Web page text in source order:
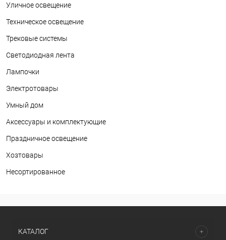
Уличное освещение
Техническое освещение
Трековые системы
Светодиодная лента
Лампочки
Электротовары
Умный дом
Аксессуары и комплектующие
Праздничное освещение
Хозтовары
Несортированное
КАТАЛОГ